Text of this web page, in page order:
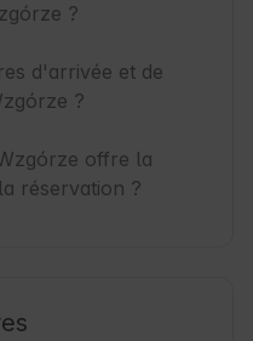
?
d'arrivée et de
?
offre la
réservation ?